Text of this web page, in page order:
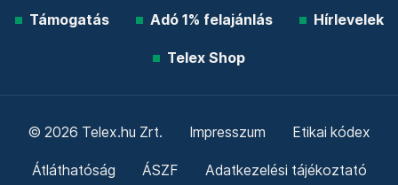
Támogatás Adó 1% felajánlás Hírlevelek
Telex Shop
© 2026 Telex.hu Zrt. Impresszum Etikai kódex
Átláthatóság ÁSZF Adatkezelési tájékoztató